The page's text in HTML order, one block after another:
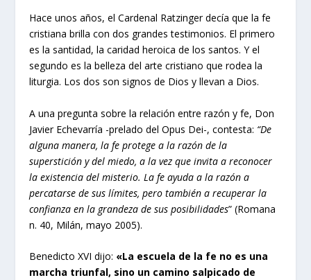
Hace unos años, el Cardenal Ratzinger decía que la fe
cristiana brilla con dos grandes testimonios. El primero
es la santidad, la caridad heroica de los santos. Y el
segundo es la belleza del arte cristiano que rodea la
liturgia. Los dos son signos de Dios y llevan a Dios.
A una pregunta sobre la relación entre razón y fe, Don
Javier Echevarría -prelado del Opus Dei-, contesta: “De
alguna manera, la fe protege a la razón de la
superstición y del miedo, a la vez que invita a reconocer
la existencia del misterio. La fe ayuda a la razón a
percatarse de sus límites, pero también a recuperar la
confianza en la grandeza de sus posibilidades” (Romana
n. 40, Milán, mayo 2005).
Benedicto XVI dijo: «La escuela de la fe no es una
marcha triunfal, sino un camino salpicado de